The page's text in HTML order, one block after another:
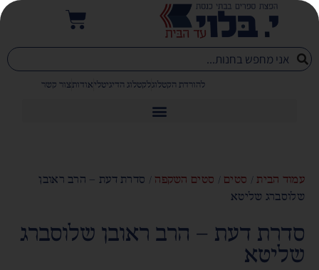
להורדת הקטלוגלקטלוג הדיגיטליאודותצור קשר
עמוד הבית/ סטים / סטים השקפה / סדרת דעת – הרב ראובן
שלוסברג שליטא
סדרת דעת – הרב ראובן שלוסברג
שליטא